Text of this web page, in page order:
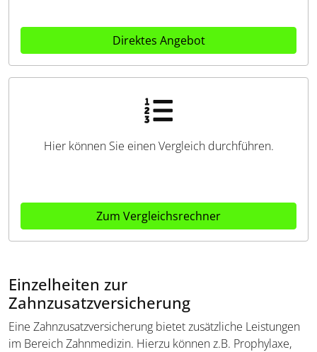
Direktes Angebot
Hier können Sie einen Vergleich durchführen.
Zum Vergleichsrechner
Einzelheiten zur
Zahnzusatzversicherung
Eine Zahnzusatzversicherung bietet zusätzliche Leistungen
im Bereich Zahnmedizin. Hierzu können z.B. Prophylaxe,